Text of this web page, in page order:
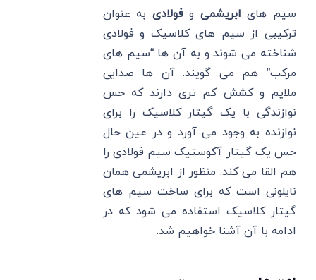
سیم های ابریشمی وفولادی به عنوان
ترکیبی از سیم های کلاسیک و فولادی
شناخته می شوند و به آن ها “سیم های
مرکب” هم می گویند. آن ها صدایی
ملایم و کشش کم تری دارند که حس
نوازندگی با یک گیتار کلاسیک را برای
نوازنده به وجود می آورد و در عین حال
حس یک گیتار آکوستیک سیم فولادی را
هم القا می کند. منظور از ابریشمی همان
نایلونی است که برای ساخت سیم های
گیتار کلاسیک استفاده می شود که در
ادامه با آن آشنا خواهیم شد.